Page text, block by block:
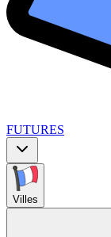
FUTURES
Villes